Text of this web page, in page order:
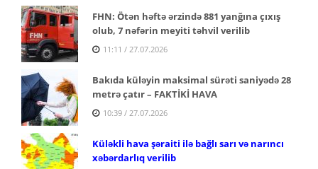
FHN: Ötən həftə ərzində 881 yanğına çıxış
olub, 7 nəfərin meyiti təhvil verilib
11:11 / 27.07.2026
Bakıda küləyin maksimal sürəti saniyədə 28
metrə çatır – FAKTİKİ HAVA
10:39 / 27.07.2026
Küləkli hava şəraiti ilə bağlı sarı və narıncı
xəbərdarlıq verilib